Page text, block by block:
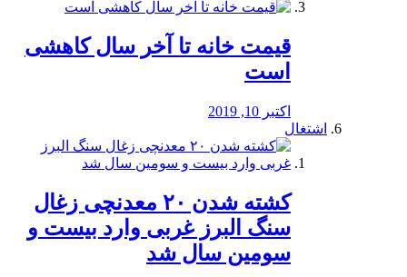
قیمت خانه تا آخر سال کاهشی
است
اکتبر 10, 2019
اشتغال
کشته شدن ۲۰ معدنچی زغال
سنگ البرز غربی وارد بیست و
سومین سال شد